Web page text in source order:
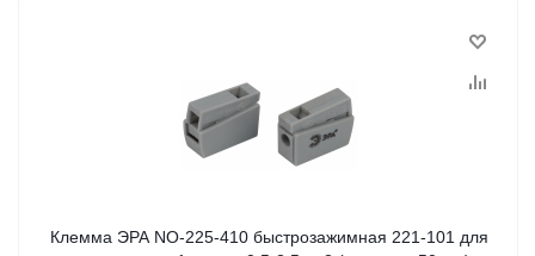
Клемма ЭРА NO-225-410 быстрозажимная 221-101 для